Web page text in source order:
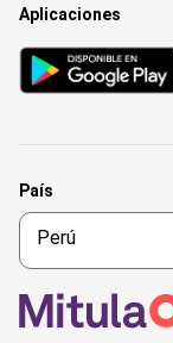
Aplicaciones
País